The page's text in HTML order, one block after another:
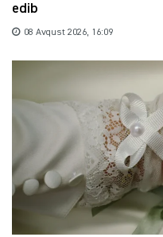
edib
08 Avqust 2026, 16:09